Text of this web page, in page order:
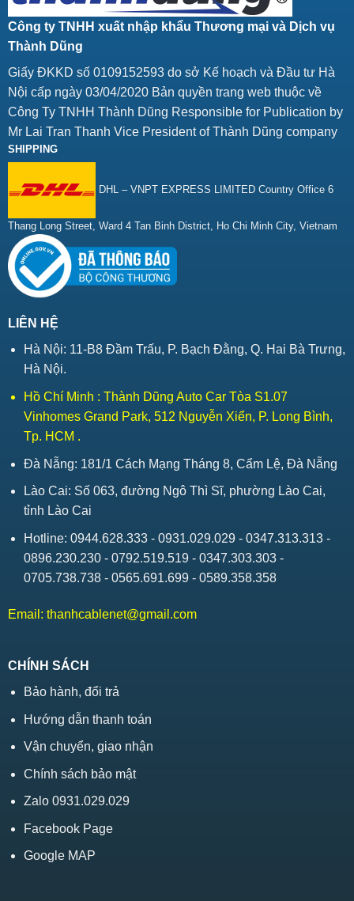
Công ty TNHH xuất nhập khẩu Thương mại và Dịch vụ
Thành Dũng
Giấy ĐKKD số 0109152593 do sở Kế hoạch và Đầu tư Hà
Nội cấp ngày 03/04/2020 Bản quyền trang web thuộc về
Công Ty TNHH Thành Dũng Responsible for Publication by
Mr Lai Tran Thanh Vice President of Thành Dũng company
SHIPPING
DHL – VNPT EXPRESS LIMITED Country Office 6
Thang Long Street, Ward 4 Tan Binh District, Ho Chi Minh City, Vietnam
LIÊN HỆ
Hà Nội: 11-B8 Đầm Trấu, P. Bạch Đằng, Q. Hai Bà Trưng,
Hà Nội.
Hồ Chí Minh : Thành Dũng Auto Car Tòa S1.07
Vinhomes Grand Park, 512 Nguyễn Xiển, P. Long Bình,
Tp. HCM .
Đà Nẵng: 181/1 Cách Mạng Tháng 8, Cẩm Lệ, Đà Nẵng
Lào Cai: Số 063, đường Ngô Thì Sĩ, phường Lào Cai,
tỉnh Lào Cai
Hotline: 0944.628.333 - 0931.029.029 - 0347.313.313 -
0896.230.230 - 0792.519.519 - 0347.303.303 -
0705.738.738 - 0565.691.699 - 0589.358.358
Email: thanhcablenet@gmail.com
CHÍNH SÁCH
Bảo hành, đổi trả
Hướng dẫn thanh toán
Vận chuyển, giao nhận
Chính sách bảo mật
Zalo 0931.029.029
Facebook Page
Google MAP